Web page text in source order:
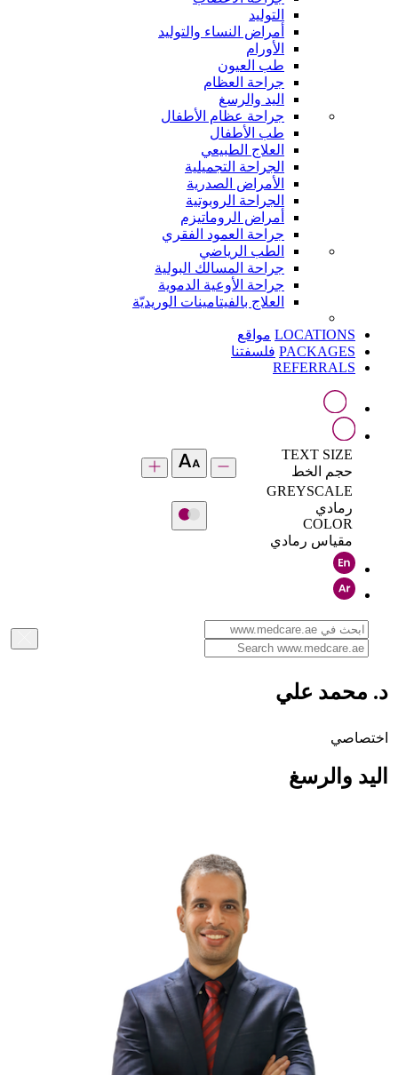
التوليد
أمراض النساء والتوليد
الأورام
طب العيون
جراحة العظام
اليد والرسغ
جراحة عظام الأطفال
طب الأطفال
العلاج الطبيعي
الجراحة التجميلية
الأمراض الصدرية
الجراحة الروبوتية
أمراض الروماتيزم
جراحة العمود الفقري
الطب الرياضي
جراحة المسالك البولية
جراحة الأوعية الدموية
العلاج بالفيتامينات الوريديّة
LOCATIONS مواقع
PACKAGES فلسفتنا
REFERRALS
TEXT SIZE
حجم الخط
GREYSCALE
رمادي
COLOR
مقياس رمادي
د. محمد علي
اختصاصي
اليد والرسغ